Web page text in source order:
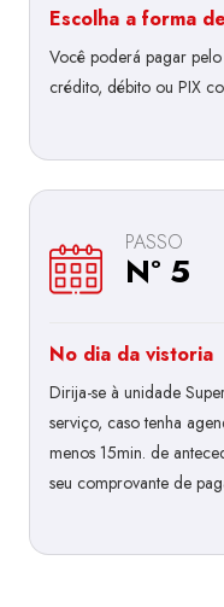
Escolha a forma
Você poderá pagar
crédito, débito ou PIX
PASSO
Nº 5
No dia da vistoria
Dirija-se à unidade
serviço, caso tenha
menos 15min. de
seu comprovante de